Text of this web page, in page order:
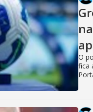
O
fica